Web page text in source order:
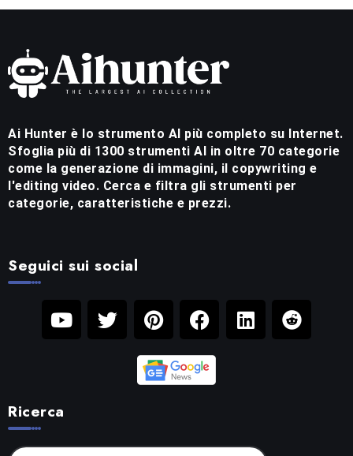
Ai Hunter è lo strumento AI più completo su Internet.
Sfoglia più di 1300 strumenti AI in oltre 70 categorie
come la generazione di immagini, il copywriting e
l'editing video. Cerca e filtra gli strumenti per
categorie, caratteristiche e prezzi.
Seguici sui social
Ricerca